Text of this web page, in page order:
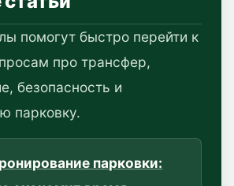
помогут быстро перейти к
про трансфер,
безопасность и
парковку.
парковки: